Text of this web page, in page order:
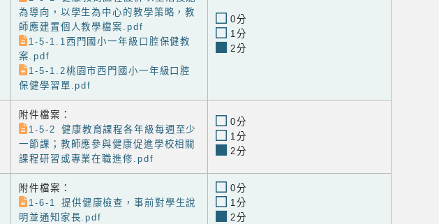
為導向，以學生為中心的教學策略，教
師應建置個人教學檔案.pdf
1-5-1.1西門國小一年級口腔保健教
案.pdf
1-5-1.2桃園市西門國小一年級口腔
保健學習單.pdf
0分
1分
2分
附件檔案：
1-5-2 健康教育課程各年級每週至少
一節課；教師應參與健康促進學校相關
課程研習或專業在職進修.pdf
0分
1分
2分
附件檔案：
1-6-1 提供健康檢查，事前對學生說
明並通知家長.pdf
0分
1分
2分